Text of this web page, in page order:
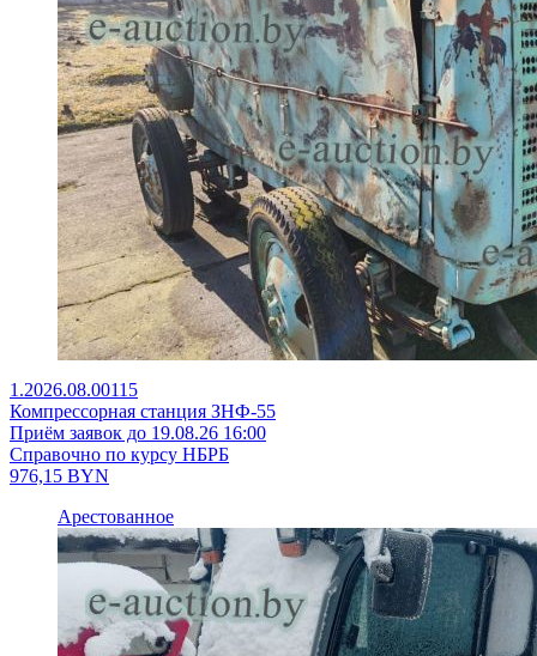
1.2026.08.00115
Компрессорная станция ЗНФ-55
Приём заявок до 19.08.26 16:00
Справочно по курсу НБРБ
976,15 BYN
Арестованное